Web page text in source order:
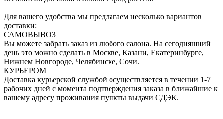
Для вашего удобства мы предлагаем несколько вариантов
доставки:
САМОВЫВОЗ
Вы можете забрать заказ из любого салона. На сегодняшний
день это можно сделать в Москве, Казани, Екатеринбурге,
Нижнем Новгороде, Челябинске, Сочи.
КУРЬЕРОМ
Доставка курьерской службой осуществляется в течении 1-7
рабочих дней с момента подтверждения заказа в ближайшие к
вашему адресу проживания пункты выдачи СДЭК.